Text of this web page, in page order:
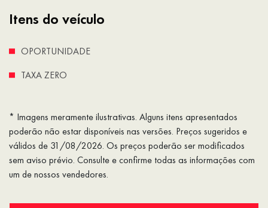
Itens do veículo
OPORTUNIDADE
TAXA ZERO
* Imagens meramente ilustrativas. Alguns itens apresentados
poderão não estar disponíveis nas versões. Preços sugeridos e
válidos de 31/08/2026. Os preços poderão ser modificados
sem aviso prévio. Consulte e confirme todas as informações com
um de nossos vendedores.